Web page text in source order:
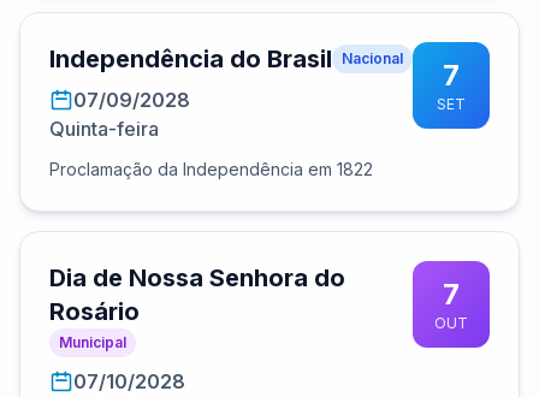
Independência do Brasil Nacional
07/09/2028
Quinta-feira
Proclamação da Independência em 1822
7
SET
Dia de Nossa Senhora do
Rosário
Municipal
07/10/2028
7
OUT